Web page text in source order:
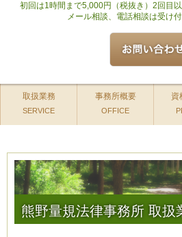
初回は1時間まで5,000円（税抜き）2回目
メール相談、電話相談は受け
取扱業務
SERVICE
事務所概要
OFFICE
資
熊野量規法律事務所 取扱